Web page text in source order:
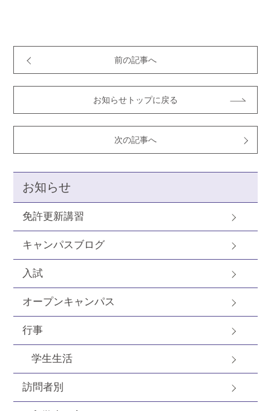
前の記事へ
お知らせトップに戻る
次の記事へ
お知らせ
免許更新講習
キャンパスブログ
入試
オープンキャンパス
行事
学生生活
訪問者別